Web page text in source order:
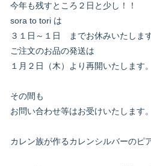
今年も残すところ２日と少し！！
sora to tori は
３１日～１日 までお休みいたしま
ご注文のお品の発送は
１月２日（木）より再開いたします。
その間も
お問い合わせ等はお受けいたします。
カレン族が作るカレンシルバーのピ